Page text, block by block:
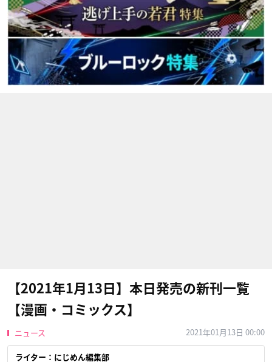
【2021年1月13日】本日発売の新刊一覧
【漫画・コミックス】
ニュース 2021年01月13日 00:00
ライター：にじめん編集部